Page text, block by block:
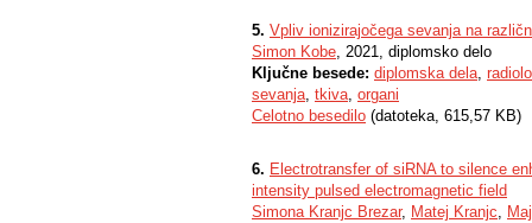
5. Vpliv ionizirajočega sevanja na
Simon Kobe, 2021, diplomsko delo
Ključne besede: diplomska dela,
sevanja, tkiva, organi
Celotno besedilo (datoteka, 615,57 KB)
6. Electrotransfer of siRNA to silence
intensity pulsed electromagnetic field
Simona Kranjc Brezar, Matej Kranjc,